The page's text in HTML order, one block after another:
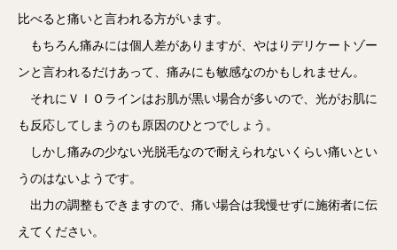
比べると痛いと言われる方がいます。
もちろん痛みには個人差がありますが、やはりデリケートゾー
ンと言われるだけあって、痛みにも敏感なのかもしれません。
それにＶＩＯラインはお肌が黒い場合が多いので、光がお肌に
も反応してしまうのも原因のひとつでしょう。
しかし痛みの少ない光脱毛なので耐えられないくらい痛いとい
うのはないようです。
出力の調整もできますので、痛い場合は我慢せずに施術者に伝
えてください。